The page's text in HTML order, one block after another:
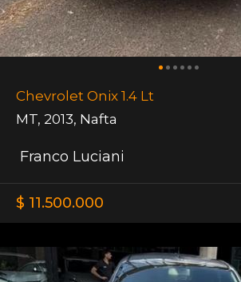
Chevrolet Onix 1.4 Lt
MT, 2013, Nafta
Franco Luciani
$ 11.500.000